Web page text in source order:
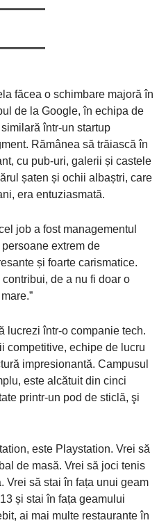
făcea o schimbare majoră în
de la Google, în echipa de
într-un startup
Rămânea să trăiască în
cu pub-uri, galerii și castele
șaten și ochii albaștri, care
era entuziasmată.
job a fost managementul
extrem de
și foarte carismatice.
de a nu fi doar o
lucrezi într-o companie tech.
competitive, echipe de lucru
impresionantă. Campusul
este alcătuit din cinci
printr-un pod de sticlă, şi
este Playstation. Vrei să
de masă. Vrei să joci tenis
Vrei să stai în fața unui geam
și stai în fața geamului
ai mai multe restaurante în